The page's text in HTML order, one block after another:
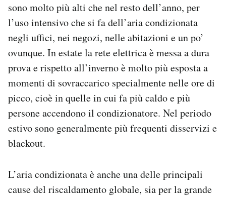
Regala il Post
Hai bisogno di aiuto?
Esci
sono molto più alti che nel resto dell’anno, per
l’uso intensivo che si fa dell’aria condizionata
negli uffici, nei negozi, nelle abitazioni e un po’
ovunque. In estate la rete elettrica è messa a dura
prova e rispetto all’inverno è molto più esposta a
momenti di sovraccarico specialmente nelle ore di
picco, cioè in quelle in cui fa più caldo e più
persone accendono il condizionatore. Nel periodo
estivo sono generalmente più frequenti disservizi e
blackout.
L’aria condizionata è anche una delle principali
cause del riscaldamento globale, sia per la grande